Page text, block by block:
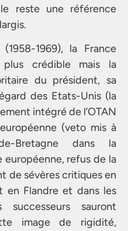
reste une référence
1969), la France
crédible mais la
du président, sa
des Etats-Unis (la
intégré de l’OTAN
(veto mis à
Bretagne dans la
refus de la
de sévères critiques en
en Flandre et dans les
successeurs sauront
image de rigidité,